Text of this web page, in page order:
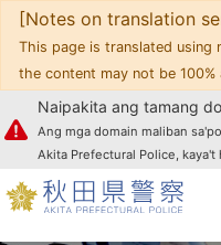
Upang mag-text
Naipakita ang tamang
Ang mga domain maliban
Akita Prefectural Police,
[Notes on translation
This page is translated using
the content may not be 100%